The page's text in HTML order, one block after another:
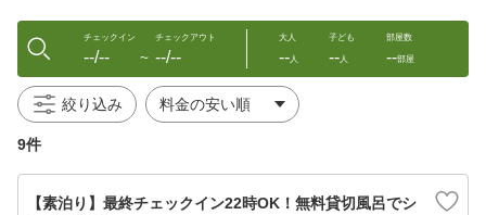
チェックイン
--/-- 〜
チェックアウト
--/--
大人
--人
子ども
--人
部屋数
--部屋
絞り込み
9件
【素泊り】最終チェックイン22時OK！無料貸切風呂でシ